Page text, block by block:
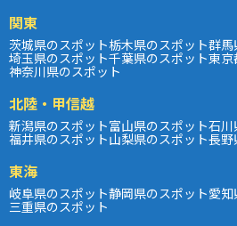
関東
茨城県のスポット栃木県のスポット群馬
埼玉県のスポット千葉県のスポット東京
神奈川県のスポット
北陸・甲信越
新潟県のスポット富山県のスポット石川
福井県のスポット山梨県のスポット長野
東海
岐阜県のスポット静岡県のスポット愛知
三重県のスポット